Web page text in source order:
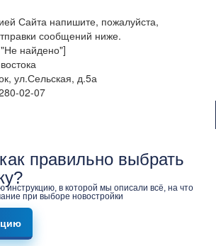
Сайта напишите, пожалуйста,
сообщений ниже.
найдено"]
ул.Сельская, д.5а
02-07
правильно выбрать
инструкцию, в которой мы описали всё, на что
при выборе новостройки